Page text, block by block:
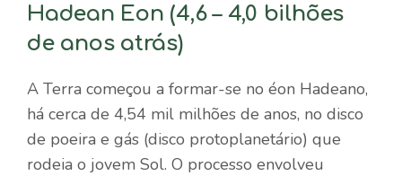
Hadean Eon (4,6 – 4,0 bilhões
de anos atrás)
A Terra começou a formar-se no éon Hadeano,
há cerca de 4,54 mil milhões de anos, no disco
de poeira e gás (disco protoplanetário) que
rodeia o jovem Sol. O processo envolveu